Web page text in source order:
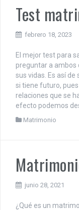
Test
febrero 18, 2023
El mejor test para
preguntar a ambos
sus vidas. Es así
si tiene futuro,
relaciones que se
efecto podemos
Matrimonio
junio 28, 2021
¿Qué es un